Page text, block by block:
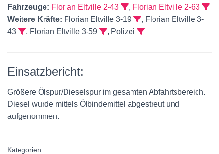
Fahrzeuge: Florian Eltville 2-43 , Florian Eltville 2-63
Weitere Kräfte: Florian Eltville 3-19
, Florian Eltville 3-
43
, Florian Eltville 3-59 , Polizei
Einsatzbericht:
Größere Ölspur/Dieselspur im gesamten Abfahrtsbereich.
Diesel wurde mittels Ölbindemittel abgestreut und
aufgenommen.
Kategorien: